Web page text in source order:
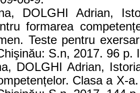
DOLGHI Adrian,
formarea
Teste pentru
S.n, 2017. 96 p.
DOLGHI Adrian,
Clasa a X-